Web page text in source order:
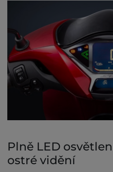
Plně LED
ostré vidění